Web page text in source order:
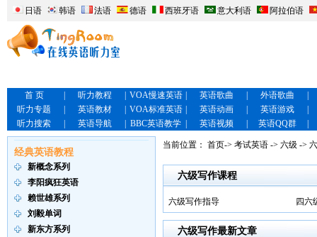
日语 韩语 法语 德语 西班牙语 意大利语 阿拉伯语
首 页 听力教程 VOA慢速英语 英语歌曲 外语歌曲
听力专题
英语教材 VOA标准英语 英语动画 英语游戏
听力搜索
英语导航 BBC英语教学 英语视频 英语QQ群
经典英语教程
新概念系列
李阳疯狂英语
赖世雄系列
刘毅单词
新东方系列
当前位置： 首页-> 考试英语 -> 六级 ->
六级写作课程
六级写作指导 四六
六级写作最新文章